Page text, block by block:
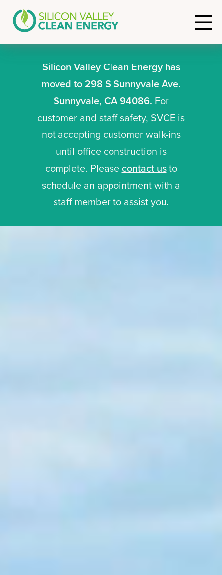
Silicon Valley Clean Energy has
moved to 298 S Sunnyvale Ave.
Sunnyvale, CA 94086. For
customer and staff safety, SVCE is
not accepting customer walk-ins
until office construction is
complete. Please contact usto
schedule an appointment with a
staff member to assist you.